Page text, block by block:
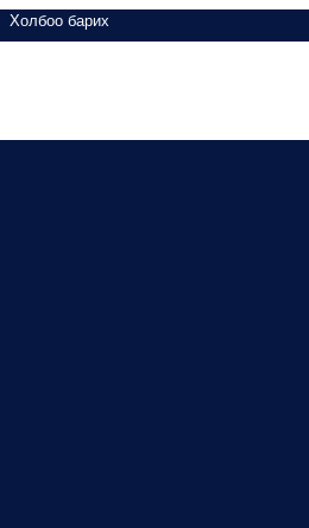
Холбоо барих